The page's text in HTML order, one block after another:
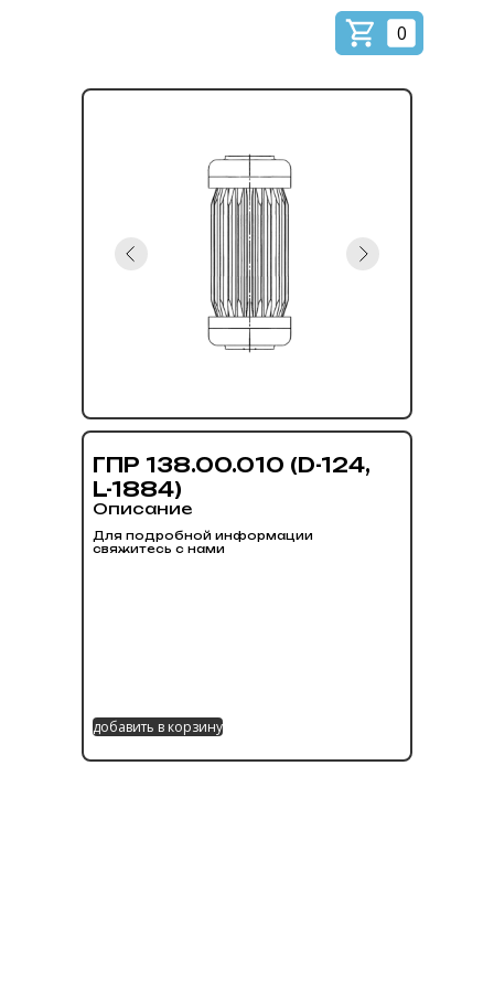
0
ГПР 138.00.010 (D-124,
L-1884)
Описание
Для подробной информации
свяжитесь с нами
добавить в корзину